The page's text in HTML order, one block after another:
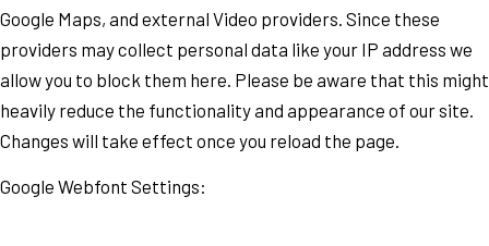
Google Maps, and external Video providers. Since these
providers may collect personal data like your IP address we
allow you to block them here. Please be aware that this might
heavily reduce the functionality and appearance of our site.
Changes will take effect once you reload the page.
Google Webfont Settings: